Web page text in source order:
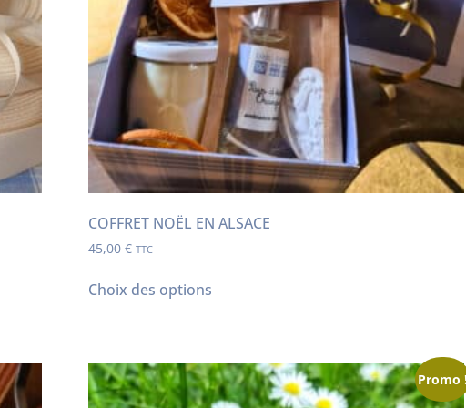
COFFRET NOËL EN ALSACE
45,00 € TTC
Choix des options
Promo